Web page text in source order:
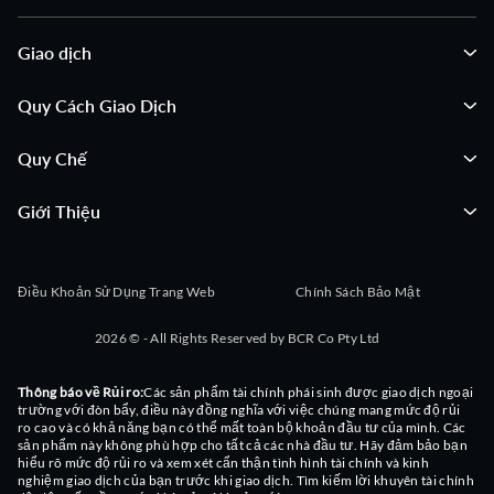
08:04:50
08:04:46Điểm nổi bật từ cuộc gọi thu nhập Quý 2 của HCI Group
08:04:42
2 của Howard Hughes
08:04:25Điểm nhấn cuộc gọi thu nhập Quý 2 của Hecla Mining
Giao dịch
Quy Cách Giao Dịch
Quy Chế
Giới Thiệu
Điều Khoản Sử Dụng Trang Web Chính Sách Bảo Mật
2026 © - All Rights Reserved by BCR Co Pty Ltd
Thông báo về Rủi ro:Các sản phẩm tài chính phái sinh được giao dịch ngoại
trường với đòn bẩy, điều này đồng nghĩa với việc chúng mang mức độ rủi
ro cao và có khả năng bạn có thể mất toàn bộ khoản đầu tư của mình. Các
sản phẩm này không phù hợp cho tất cả các nhà đầu tư. Hãy đảm bảo bạn
hiểu rõ mức độ rủi ro và xem xét cẩn thận tình hình tài chính và kinh
nghiệm giao dịch của bạn trước khi giao dịch. Tìm kiếm lời khuyên tài chính